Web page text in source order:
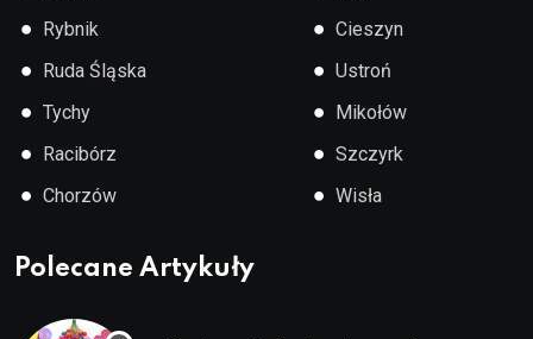
● Rybnik
● Ruda Śląska
● Tychy
● Racibórz
● Chorzów
● Cieszyn
● Ustroń
● Mikołów
● Szczyrk
● Wisła
Polecane Artykuły